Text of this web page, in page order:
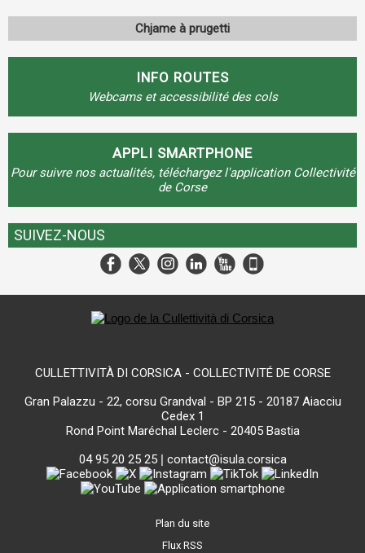
Chjame à prugetti
INFO ROUTES
Webcams et accessibilité des cols
APPLI SMARTPHONE
Pour suivre nos actualités, téléchargez l'application Collectivité
de Corse
SUIVEZ-NOUS
CULLETTIVITÀ DI CORSICA - COLLECTIVITÉ DE CORSE
Gran Palazzu - 22, corsu Grandval - BP 215 - 20187 Aiacciu
Cedex 1
Rond Point Maréchal Leclerc - 20405 Bastia
04 95 20 25 25| contact@isula.corsica
Plan du site
Flux RSS